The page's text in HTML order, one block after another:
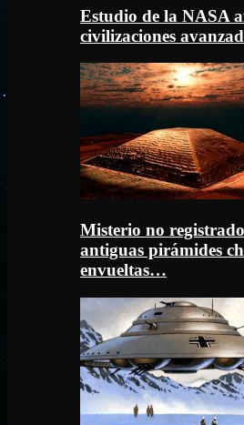
Estudio de la NASA
civilizaciones
Misterio no
antiguas pirámides
envueltas…